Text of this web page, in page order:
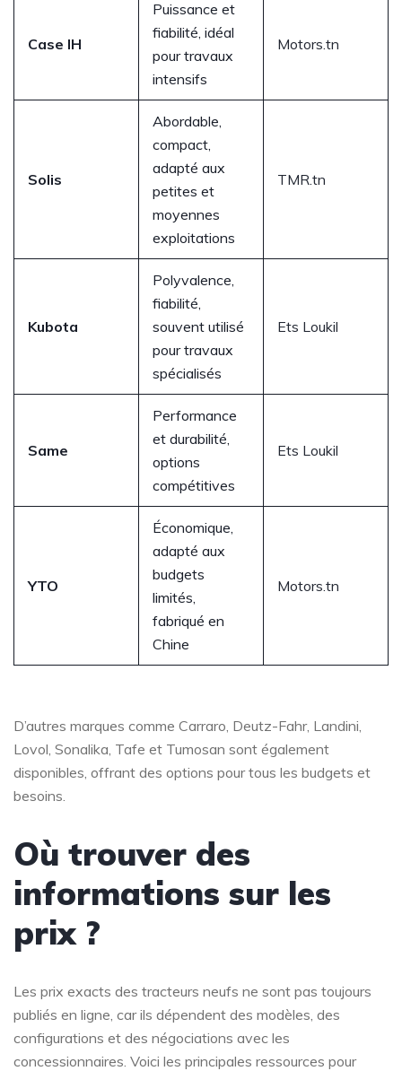
Case IH
Puissance et
fiabilité, idéal
pour travaux
intensifs
Motors.tn
Solis
Abordable,
compact,
adapté aux
petites et
moyennes
exploitations
TMR.tn
Kubota
Polyvalence,
fiabilité,
souvent utilisé
pour travaux
spécialisés
Ets Loukil
Same
Performance
et durabilité,
options
compétitives
Ets Loukil
YTO
Économique,
adapté aux
budgets
limités,
fabriqué en
Chine
Motors.tn
D’autres marques comme Carraro, Deutz-Fahr, Landini,
Lovol, Sonalika, Tafe et Tumosan sont également
disponibles, offrant des options pour tous les budgets et
besoins.
Où trouver des
informations sur les
prix ?
Les prix exacts des tracteurs neufs ne sont pas toujours
publiés en ligne, car ils dépendent des modèles, des
configurations et des négociations avec les
concessionnaires. Voici les principales ressources pour